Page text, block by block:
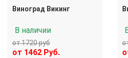
Виноград Викинг
В наличии
от 1720 руб
от 1462 Руб.